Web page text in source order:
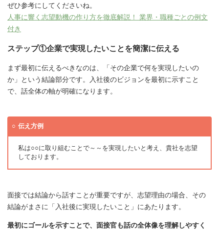
ぜひ参考にしてくださいね。
人事に響く志望動機の作り方を徹底解説！ 業界・職種ごとの例文
付き
ステップ①企業で実現したいことを簡潔に伝える
まず最初に伝えるべきなのは、「その企業で何を実現したいの
か」という結論部分です。入社後のビジョンを最初に示すこと
で、話全体の軸が明確になります。
伝え方例
私は○○に取り組むことで～～を実現したいと考え、貴社を志望
しております。
面接では結論から話すことが重要ですが、志望理由の場合、その
結論がまさに「入社後に実現したいこと」にあたります。
最初にゴールを示すことで、面接官も話の全体像を理解しやすく